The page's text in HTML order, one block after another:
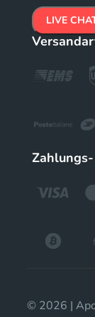
LIVE
© 2026 |